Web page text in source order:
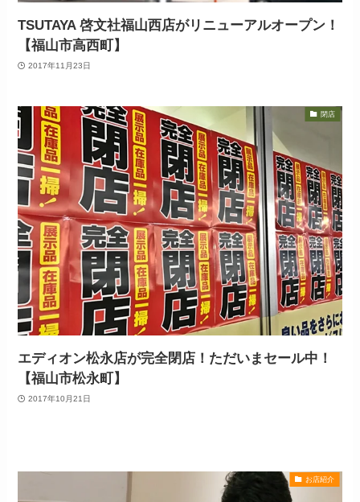
TSUTAYA 啓文社福山西店がリニューアルオープン！
【福山市高西町】
2017年11月23日
閉店
エディオン松永店が完全閉店！ただいまセール中！
【福山市松永町】
2017年10月21日
お店紹介